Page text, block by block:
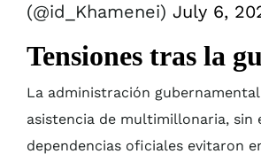
(@id_Khamenei) July 6,
Tensiones tras la
La administración
asistencia de multimillonaria, sin
dependencias oficiales evitaron